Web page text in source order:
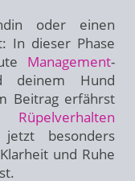
oder einen
In dieser Phase
Management-
deinem Hund
Beitrag erfährst
Rüpelverhalten
besonders
und Ruhe